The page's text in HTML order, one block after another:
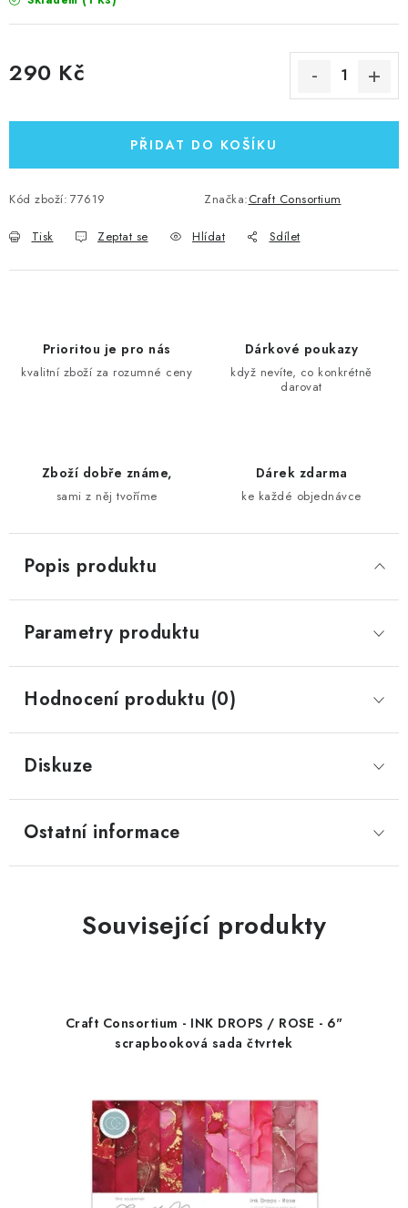
290 Kč
PŘIDAT DO KOŠÍKU
Kód zboží: 77619 Značka:Craft Consortium
Tisk Zeptat se Hlídat Sdílet
Prioritou je pro nás
kvalitní zboží za rozumné ceny
Dárkové poukazy
když nevíte, co konkrétně
darovat
Zboží dobře známe,
sami z něj tvoříme
Dárek zdarma
ke každé objednávce
Popis produktu
Parametry produktu
Hodnocení produktu (0)
Diskuze
Ostatní informace
Související produkty
Craft Consortium - INK DROPS / ROSE - 6"
scrapbooková sada čtvrtek